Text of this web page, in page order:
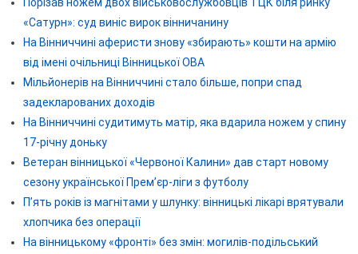
Порізав ножем двох військовослужбовців ТЦК біля ринку
«Сатурн»: суд виніс вирок вінничанину
На Вінниччині аферисти знову «збирають» кошти на армію
від імені очільниці Вінницької ОВА
Мільйонерів на Вінниччині стало більше, попри спад
задекларованих доходів
На Вінниччині судитимуть матір, яка вдарила ножем у спину
17-річну доньку
Ветеран вінницької «Червоної Калини» дав старт новому
сезону української Прем’єр-ліги з футболу
П’ять років із магнітами у шлунку: вінницькі лікарі врятували
хлопчика без операції
На вінницькому «фронті» без змін: могилів-подільський